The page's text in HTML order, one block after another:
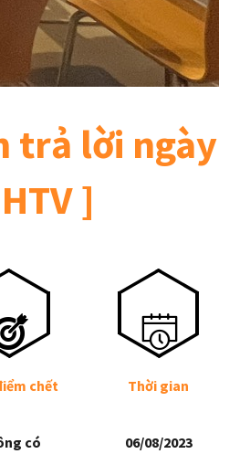
trả lời ngày
]
chết
có
Thời gian
06/08/2023